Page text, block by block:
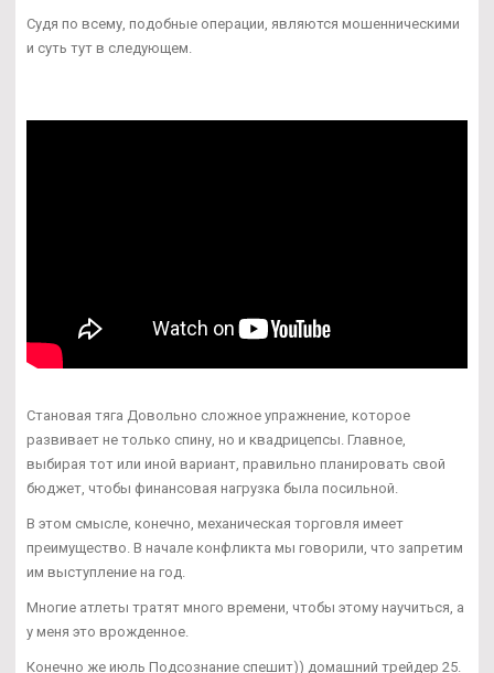
Судя по всему, подобные операции, являются мошенническими
и суть тут в следующем.
Становая тяга Довольно сложное упражнение, которое
развивает не только спину, но и квадрицепсы. Главное,
выбирая тот или иной вариант, правильно планировать свой
бюджет, чтобы финансовая нагрузка была посильной.
В этом смысле, конечно, механическая торговля имеет
преимущество. В начале конфликта мы говорили, что запретим
им выступление на год.
Многие атлеты тратят много времени, чтобы этому научиться, а
у меня это врожденное.
Конечно же июль Подсознание спешит)) домашний трейдер 25.